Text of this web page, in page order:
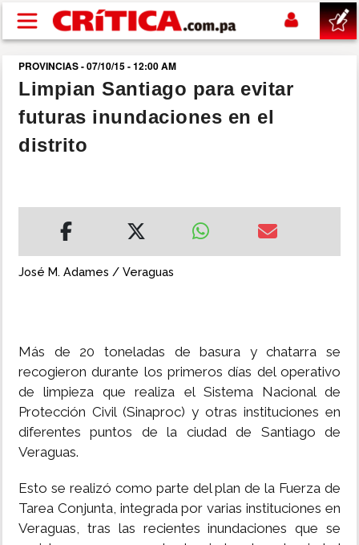
Pasar al contenido principal
buscar
SUCESOS
POLÍTICA
INSÓLITAS
MULTIMEDIA
IMPRESO
PROVINCIAS - 07/10/15 - 12:00 AM
Limpian Santiago para evitar
futuras inundaciones en el
distrito
José M. Adames / Veraguas
Más de 20 toneladas de basura y chatarra se
recogieron durante los primeros días del operativo
de limpieza que realiza el Sistema Nacional de
Protección Civil (Sinaproc) y otras instituciones en
diferentes puntos de la ciudad de Santiago de
Veraguas.
Esto se realizó como parte del plan de la Fuerza de
Tarea Conjunta, integrada por varias instituciones en
Veraguas, tras las recientes inundaciones que se